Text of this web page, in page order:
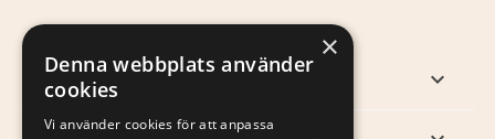
PRODUKTER 
×
Denna webbplats använder
cookies
Vi använder cookies för att anpassa